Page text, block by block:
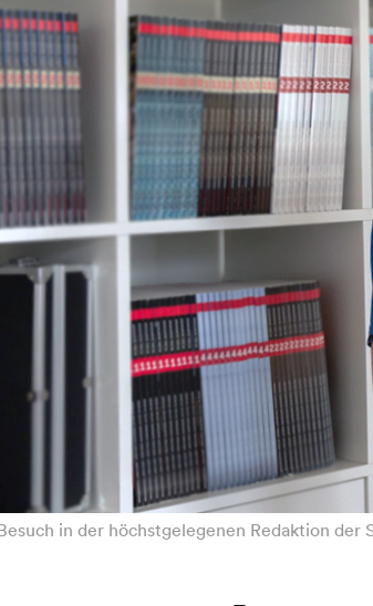
in der höchstgelegenen Redaktion